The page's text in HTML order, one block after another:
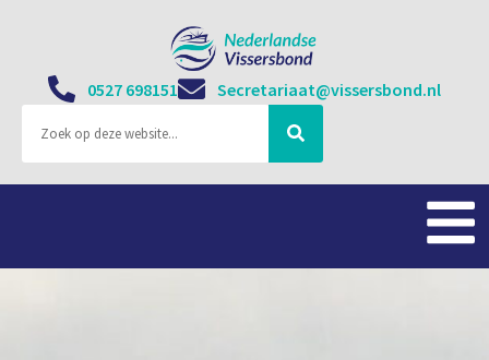
0527 698151 Secretariaat@vissersbond.nl